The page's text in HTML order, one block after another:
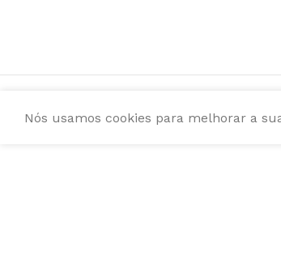
Nós usamos cookies para melhorar a